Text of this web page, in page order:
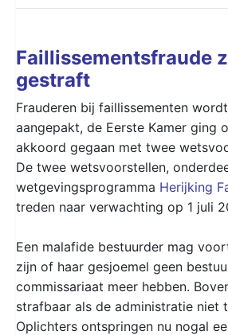
Faillissementsfraude
gestraft
Frauderen bij faillissementen
aangepakt, de Eerste Kamer ging
akkoord gegaan met twee
De twee wetsvoorstellen,
wetgevingsprogramma Herijking
treden naar verwachting op 1 juli
Een malafide bestuurder mag
zijn of haar gesjoemel geen
commissariaat meer hebben.
strafbaar als de administratie niet
Oplichters ontspringen nu nogal